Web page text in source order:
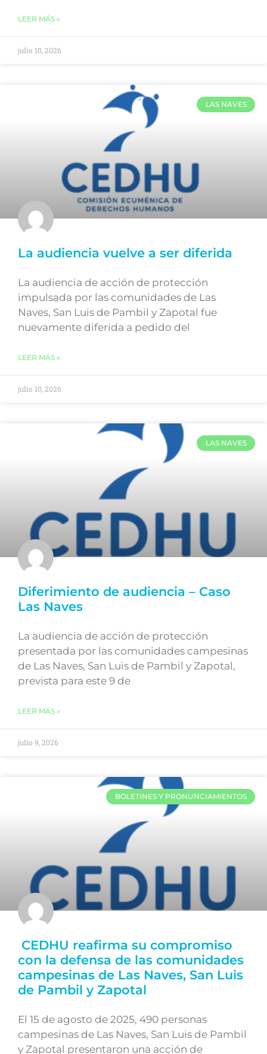
LEER MÁS »
julio 10, 2026
LAS NAVES
La audiencia vuelve a ser diferida
La audiencia de acción de protección
impulsada por las comunidades de Las
Naves, San Luis de Pambil y Zapotal fue
nuevamente diferida a pedido del
LEER MÁS »
julio 10, 2026
LAS NAVES
Diferimiento de audiencia – Caso
Las Naves
La audiencia de acción de protección
presentada por las comunidades campesinas
de Las Naves, San Luis de Pambil y Zapotal,
prevista para este 9 de
LEER MÁS »
julio 9, 2026
BOLETINES Y PRONUNCIAMIENTOS
CEDHU reafirma su compromiso
con la defensa de las comunidades
campesinas de Las Naves, San Luis
de Pambil y Zapotal
El 15 de agosto de 2025, 490 personas
campesinas de Las Naves, San Luis de Pambil
y Zapotal presentaron una acción de